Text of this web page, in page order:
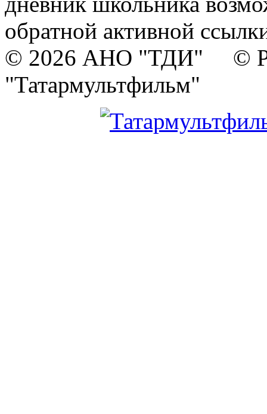
обратной активной
© 2026 АНО "ТДИ" ©
"Татармультфильм"